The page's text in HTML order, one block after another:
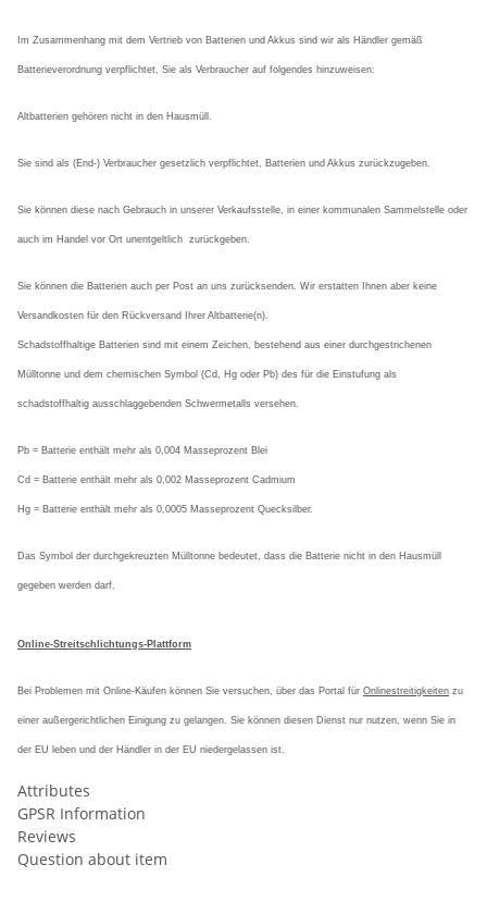
Im Zusammenhang mit dem Vertrieb von Batterien und Akkus sind wir als Händler gemäß
Batterieverordnung verpflichtet, Sie als Verbraucher auf folgendes hinzuweisen:
Altbatterien gehören nicht in den Hausmüll.
Sie sind als (End-) Verbraucher gesetzlich verpflichtet, Batterien und Akkus zurückzugeben.
Sie können diese nach Gebrauch in unserer Verkaufsstelle, in einer kommunalen Sammelstelle oder
auch im Handel vor Ort unentgeltlich zurückgeben.
Sie können die Batterien auch per Post an uns zurücksenden. Wir erstatten Ihnen aber keine
Versandkosten für den Rückversand Ihrer Altbatterie(n).
Schadstoffhaltige Batterien sind mit einem Zeichen, bestehend aus einer durchgestrichenen
Mülltonne und dem chemischen Symbol (Cd, Hg oder Pb) des für die Einstufung als
schadstoffhaltig ausschlaggebenden Schwermetalls versehen.
Pb = Batterie enthält mehr als 0,004 Masseprozent Blei
Cd = Batterie enthält mehr als 0,002 Masseprozent Cadmium
Hg = Batterie enthält mehr als 0,0005 Masseprozent Quecksilber.
Das Symbol der durchgekreuzten Mülltonne bedeutet, dass die Batterie nicht in den Hausmüll
gegeben werden darf.
Online-Streitschlichtungs-Plattform
Bei Problemen mit Online-Käufen können Sie versuchen, über das Portal für Onlinestreitigkeiten zu
einer außergerichtlichen Einigung zu gelangen. Sie können diesen Dienst nur nutzen, wenn Sie in
der EU leben und der Händler in der EU niedergelassen ist.
Attributes
GPSR Information
Reviews
Question about item